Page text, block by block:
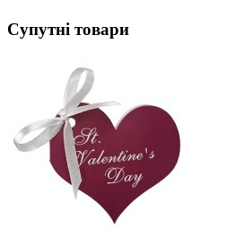
Супутні товари